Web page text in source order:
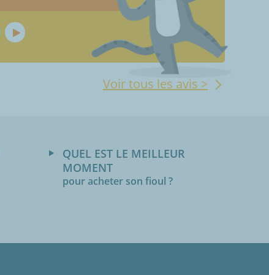
Voir tous les avis >
QUEL EST LE MEILLEUR
MOMENT
pour acheter son fioul ?